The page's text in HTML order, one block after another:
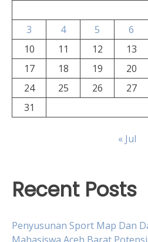
3
4 5 6
10
11 12 13
17
18 19 20
24
25 26 27
31
« Jul
Recent Posts
Penyusunan Sport Map Dan
Mahasiswa Aceh Barat